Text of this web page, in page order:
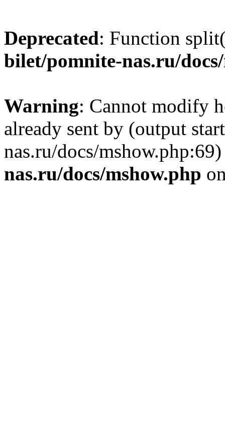
Deprecated: Function
bilet/pomnite-nas.ru/
Warning: Cannot modify
already sent by (output
nas.ru/docs/
nas.ru/docs/mshow.php